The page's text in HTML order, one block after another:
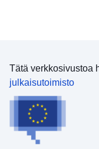
Tätä verkkosivustoa
julkaisutoimisto